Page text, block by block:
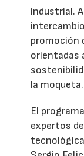
industrial.
promoción
orientadas
la moqueta.
El
expertos